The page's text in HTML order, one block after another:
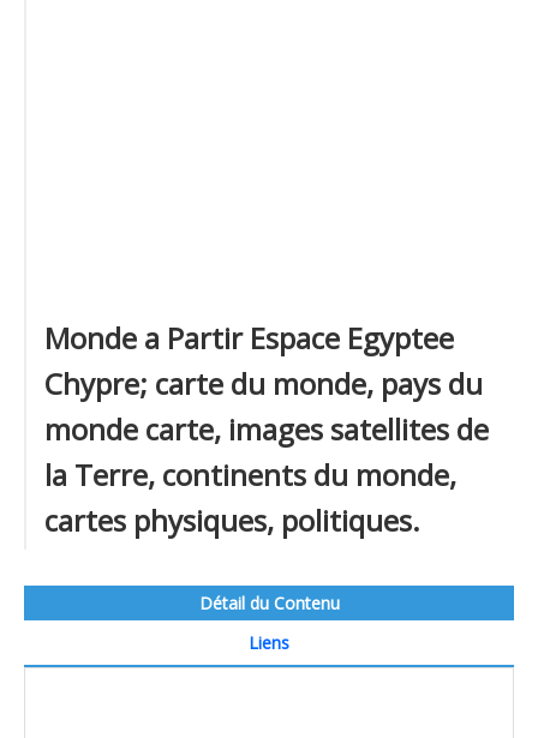
Monde a Partir Espace Egyptee
Chypre; carte du monde, pays du
monde carte, images satellites de
la Terre, continents du monde,
cartes physiques, politiques.
Détail du Contenu
Liens